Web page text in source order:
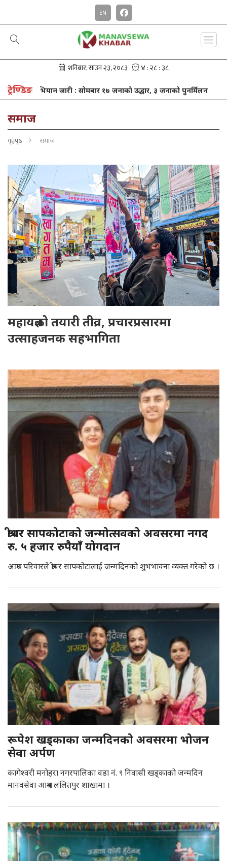
EN
ट्रेण्डिङ
१७ जनाको उद्धार, ३ जनाको पुनर्मिलन खाजा खर्च बचाएर गण्डकी
समाज
गृहपृष्ठ समाज
महायज्ञको तयारी तीव्र, प्रचारप्रसारमा
उत्साहजनक सहभागिता
श्रीधर सापकोटाको जन्मोत्सवको अवसरमा नगद
रु. ५ हजार रुपैयाँ योगदान
आश्रम परिवारले श्रीधर सापकोटालाई जन्मदिनको शुभभावना व्यक्त गरेको छ ।
रूपेश खड्काका जन्मदिनको अवसरमा भोजन
सेवा अर्पण
कागेश्वरी मनोहरा नगरपालिका वडा नं. ९ निवासी खड्काको जन्मदिन
मानवसेवा आश्रम ललितपुर शाखामा ।